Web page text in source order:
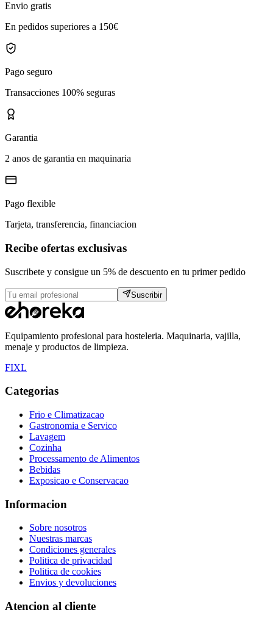
Envio gratis
En pedidos superiores a 150€
Pago seguro
Transacciones 100% seguras
Garantia
2 anos de garantia en maquinaria
Pago flexible
Tarjeta, transferencia, financiacion
Recibe ofertas exclusivas
Suscribete y consigue un 5% de descuento en tu primer pedido
Suscribir
Equipamiento profesional para hosteleria. Maquinaria, vajilla,
menaje y productos de limpieza.
FIXL
Categorias
Frio e Climatizacao
Gastronomia e Servico
Lavagem
Cozinha
Processamento de Alimentos
Bebidas
Exposicao e Conservacao
Informacion
Sobre nosotros
Nuestras marcas
Condiciones generales
Politica de privacidad
Politica de cookies
Envios y devoluciones
Atencion al cliente